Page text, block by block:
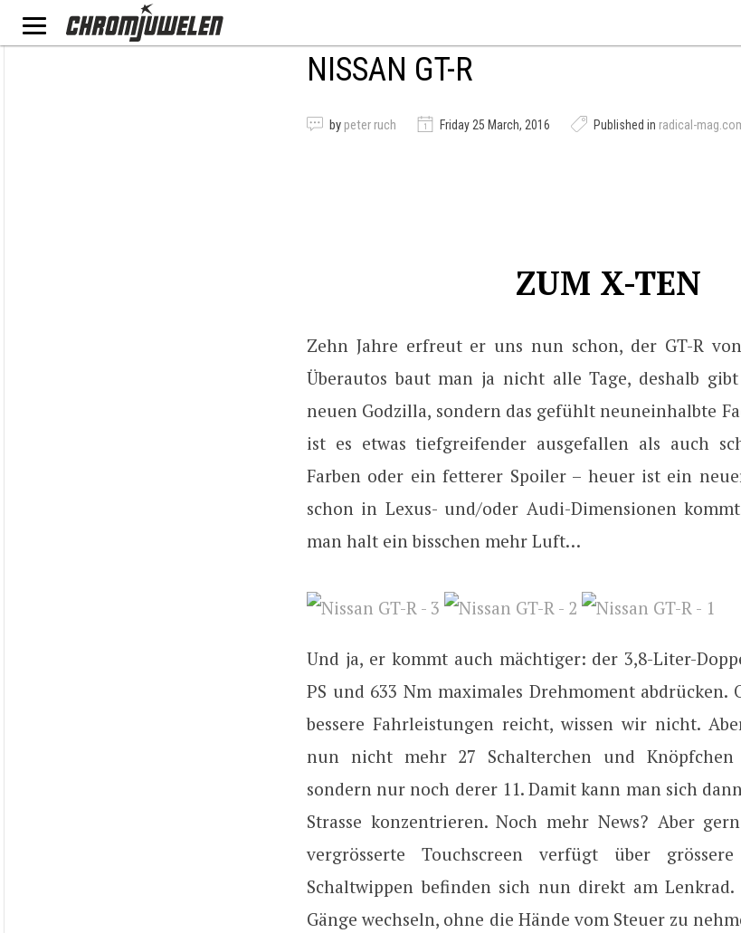
NISSAN GT-R
by peter ruch Friday 25 March, 2016 Published in radical-
ZUM X-TEN
Zehn Jahre erfreut er uns nun schon, der GT-R
Überautos baut man ja nicht alle Tage, deshalb
neuen Godzilla, sondern das gefühlt neuneinhalbte
ist es etwas tiefgreifender ausgefallen als auch
Farben oder ein fetterer Spoiler – heuer ist ein
schon in Lexus- und/oder Audi-Dimensionen
man halt ein bisschen mehr Luft…
Und ja, er kommt auch mächtiger: der 3,8-Liter-
PS und 633 Nm maximales Drehmoment abdrücken.
bessere Fahrleistungen reicht, wissen wir nicht.
nun nicht mehr 27 Schalterchen und
sondern nur noch derer 11. Damit kann man sich
Strasse konzentrieren. Noch mehr News? Aber
vergrösserte Touchscreen verfügt über
Schaltwippen befinden sich nun direkt am
Gänge wechseln, ohne die Hände vom Steuer zu